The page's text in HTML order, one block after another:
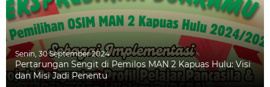
Senin, 30 September 2024
Pertarungan Sengit di Pemilos MAN 2 Kapuas Hulu: Visi
dan Misi Jadi Penentu